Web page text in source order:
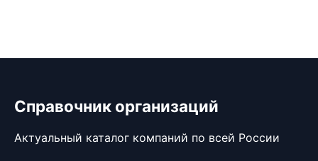
Справочник организаций
Актуальный каталог компаний по всей России